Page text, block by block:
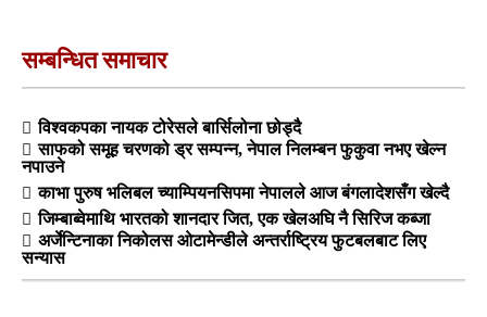
सम्बन्धित समाचार
विश्वकपका नायक टोरेसले बार्सिलोना छोड्दै
साफको समूह चरणको ड्र सम्पन्न, नेपाल निलम्बन फुकुवा नभए खेल्न
नपाउने
काभा पुरुष भलिबल च्याम्पियनसिपमा नेपालले आज बंगलादेशसँग खेल्दै
जिम्बाब्वेमाथि भारतको शानदार जित, एक खेलअघि नै सिरिज कब्जा
अर्जेन्टिनाका निकोलस ओटामेन्डीले अन्तर्राष्ट्रिय फुटबलबाट लिए
सन्यास